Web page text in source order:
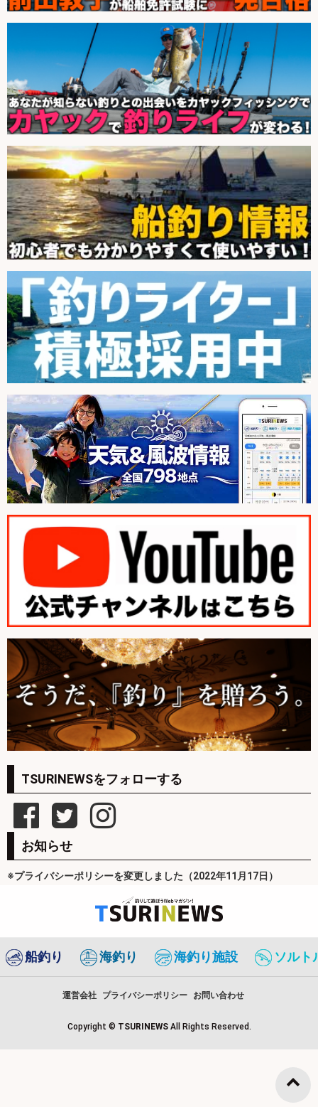
TSURINEWSをフォローする
お知らせ
※プライバシーポリシーを変更しました（2022年11月17日）
船釣り 海釣り 海釣り施設 ソルト
運営会社 プライバシーポリシー お問い合わせ
Copyright © TSURINEWS All Rights Reserved.